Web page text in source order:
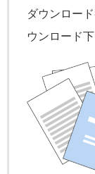
ダウンロー
ウンロード下